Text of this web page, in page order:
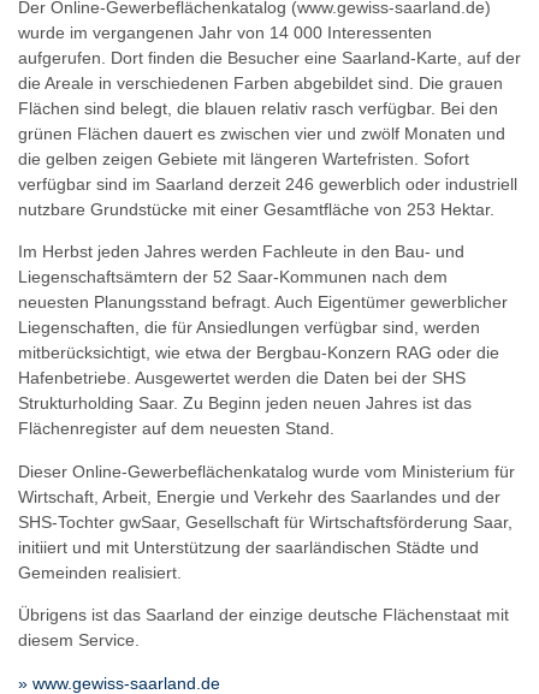
Der Online-Gewerbeflächenkatalog (www.gewiss-saarland.de)
wurde im vergangenen Jahr von 14 000 Interessenten
aufgerufen. Dort finden die Besucher eine Saarland-Karte, auf der
die Areale in verschiedenen Farben abgebildet sind. Die grauen
Flächen sind belegt, die blauen relativ rasch verfügbar. Bei den
grünen Flächen dauert es zwischen vier und zwölf Monaten und
die gelben zeigen Gebiete mit längeren Wartefristen. Sofort
verfügbar sind im Saarland derzeit 246 gewerblich oder industriell
nutzbare Grundstücke mit einer Gesamtfläche von 253 Hektar.
Im Herbst jeden Jahres werden Fachleute in den Bau- und
Liegenschaftsämtern der 52 Saar-Kommunen nach dem
neuesten Planungsstand befragt. Auch Eigentümer gewerblicher
Liegenschaften, die für Ansiedlungen verfügbar sind, werden
mitberücksichtigt, wie etwa der Bergbau-Konzern RAG oder die
Hafenbetriebe. Ausgewertet werden die Daten bei der SHS
Strukturholding Saar. Zu Beginn jeden neuen Jahres ist das
Flächenregister auf dem neuesten Stand.
Dieser Online-Gewerbeflächenkatalog wurde vom Ministerium für
Wirtschaft, Arbeit, Energie und Verkehr des Saarlandes und der
SHS-Tochter gwSaar, Gesellschaft für Wirtschaftsförderung Saar,
initiiert und mit Unterstützung der saarländischen Städte und
Gemeinden realisiert.
Übrigens ist das Saarland der einzige deutsche Flächenstaat mit
diesem Service.
» www.gewiss-saarland.de